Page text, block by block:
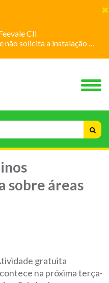
CII
a instalação de aplicativos
sobre áreas
gratuita
na próxima terça-